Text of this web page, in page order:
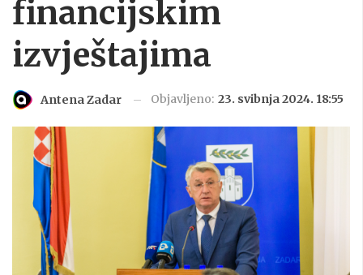
financijskim
izvještajima
Antena Zadar Objavljeno: 23. svibnja 2024. 18:55